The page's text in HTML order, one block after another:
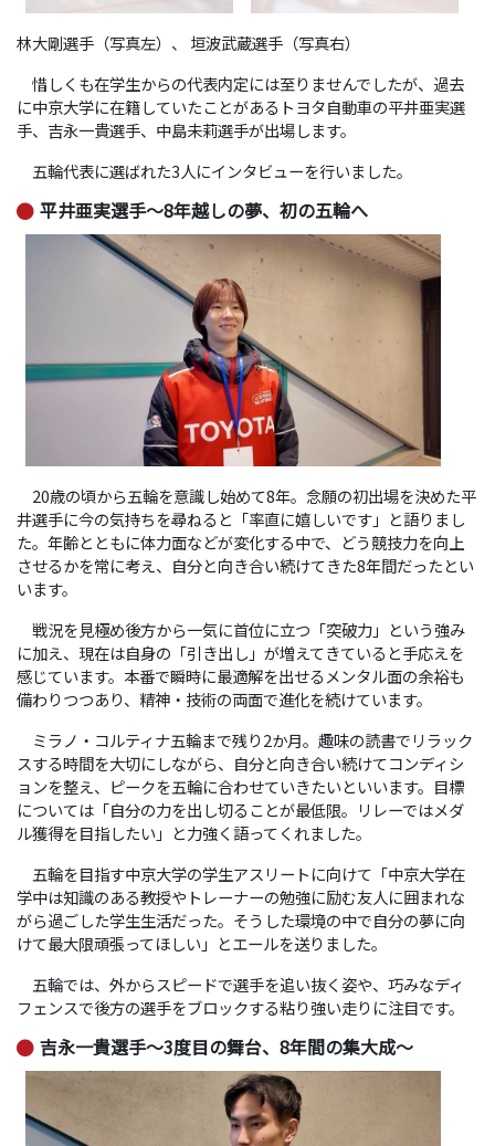
林大剛選手（写真左）、 垣波武蔵選手（写真右）
惜しくも在学生からの代表内定には至りませんでしたが、過去
に中京大学に在籍していたことがあるトヨタ自動車の平井亜実選
手、吉永一貴選手、中島未莉選手が出場します。
五輪代表に選ばれた3人にインタビューを行いました。
平井亜実選手～8年越しの夢、初の五輪へ
20歳の頃から五輪を意識し始めて8年。念願の初出場を決めた平
井選手に今の気持ちを尋ねると「率直に嬉しいです」と語りまし
た。年齢とともに体力面などが変化する中で、どう競技力を向上
させるかを常に考え、自分と向き合い続けてきた8年間だったとい
います。
戦況を見極め後方から一気に首位に立つ「突破力」という強み
に加え、現在は自身の「引き出し」が増えてきていると手応えを
感じています。本番で瞬時に最適解を出せるメンタル面の余裕も
備わりつつあり、精神・技術の両面で進化を続けています。
ミラノ・コルティナ五輪まで残り2か月。趣味の読書でリラック
スする時間を大切にしながら、自分と向き合い続けてコンディシ
ョンを整え、ピークを五輪に合わせていきたいといいます。目標
については「自分の力を出し切ることが最低限。リレーではメダ
ル獲得を目指したい」と力強く語ってくれました。
五輪を目指す中京大学の学生アスリートに向けて「中京大学在
学中は知識のある教授やトレーナーの勉強に励む友人に囲まれな
がら過ごした学生生活だった。そうした環境の中で自分の夢に向
けて最大限頑張ってほしい」とエールを送りました。
五輪では、外からスピードで選手を追い抜く姿や、巧みなディ
フェンスで後方の選手をブロックする粘り強い走りに注目です。
吉永一貴選手～3度目の舞台、8年間の集大成～